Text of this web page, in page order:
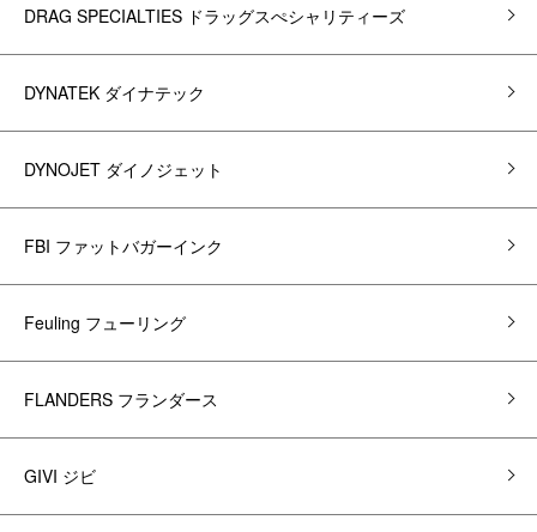
DRAG SPECIALTIES ドラッグスぺシャリティーズ
DYNATEK ダイナテック
DYNOJET ダイノジェット
FBI ファットバガーインク
Feuling フューリング
FLANDERS フランダース
GIVI ジビ